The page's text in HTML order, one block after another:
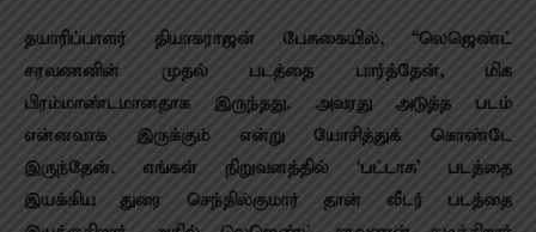
தயாரிப்பாளர் தியாகராஜன் பேசுகையில், “லெஜெண்ட்
சரவணனின் முதல் படத்தை பார்த்தேன், மிக
பிரம்மாண்டமானதாக இருந்தது. அவரது அடுத்த படம்
என்னவாக இருக்கும் என்று யோசித்துக் கொண்டே
இருந்தேன். எங்கள் நிறுவனத்தில் ‘பட்டாசு’ படத்தை
இயக்கிய துரை செந்தில்குமார் தான் லீடர் படத்தை